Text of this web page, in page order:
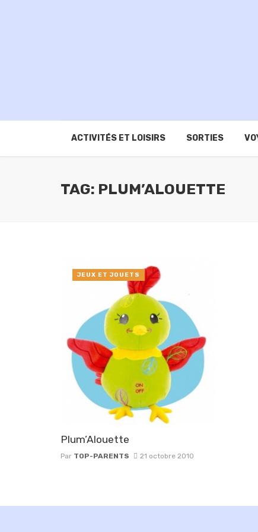
ACTIVITÉS ET LOISIRS SORTIES
TAG: PLUM’ALOUETTE
Plum’Alouette
Par TOP-PARENTS 21 octobre 2010
JEUX ET JOUETS